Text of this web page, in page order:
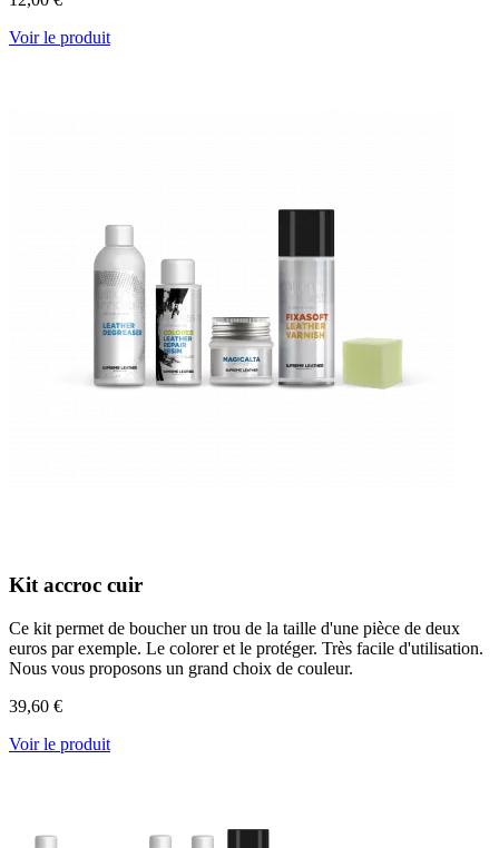
Voir le produit
Kit accroc cuir
Ce kit permet de boucher un trou de la taille d'une pièce de deux
euros par exemple. Le colorer et le protéger. Très facile d'utilisation.
Nous vous proposons un grand choix de couleur.
39,60 €
Voir le produit